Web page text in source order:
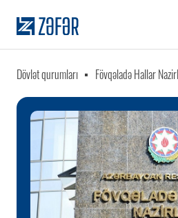
Dövlət qurumları Fövqəladə Hallar